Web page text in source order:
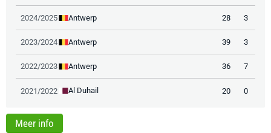
2024/2025 Antwerp 28 3
2023/2024 Antwerp 39 3
2022/2023 Antwerp 36 7
2021/2022 Al Duhail 20 0
Meer info